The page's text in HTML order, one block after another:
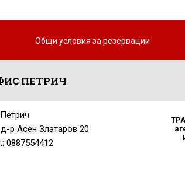
Общи условия за резервации
ПЕТРИЧ
д-р Асен Златаров 20
0887554412